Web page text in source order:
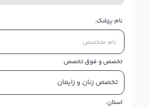
نام پزشک:
تخصص و فوق تخصص:
تخصص زنان و زایمان
استان: